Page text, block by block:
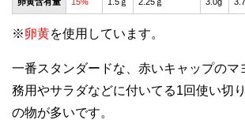
※卵黄を使用しています。
一番スタンダードな、赤いキャップのマ
務用やサラダなどに付いてる1回使い切
の物が多いです。